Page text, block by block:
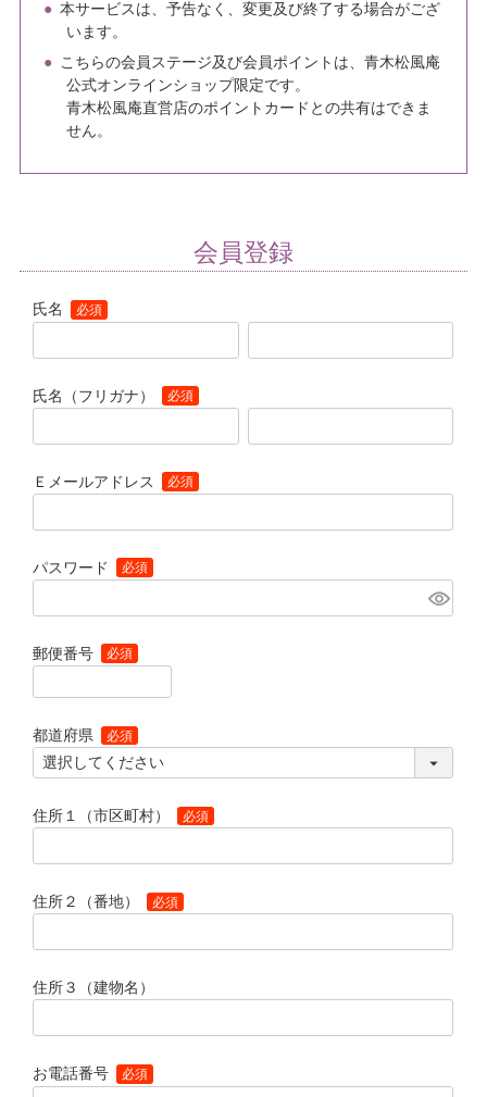
本サービスは、予告なく、変更及び終了する場合がござ
います。
こちらの会員ステージ及び会員ポイントは、青木松風庵
公式オンラインショップ限定です。
青木松風庵直営店のポイントカードとの共有はできま
せん。
会員登録
氏名
(必須)
氏名（フリガナ）
(必須)
Ｅメールアドレス
(必須)
パスワード
(必須)
郵便番号
(必須)
都道府県
(必須)
住所１（市区町村）
(必須)
住所２（番地）
(必須)
住所３（建物名）
お電話番号
(必須)